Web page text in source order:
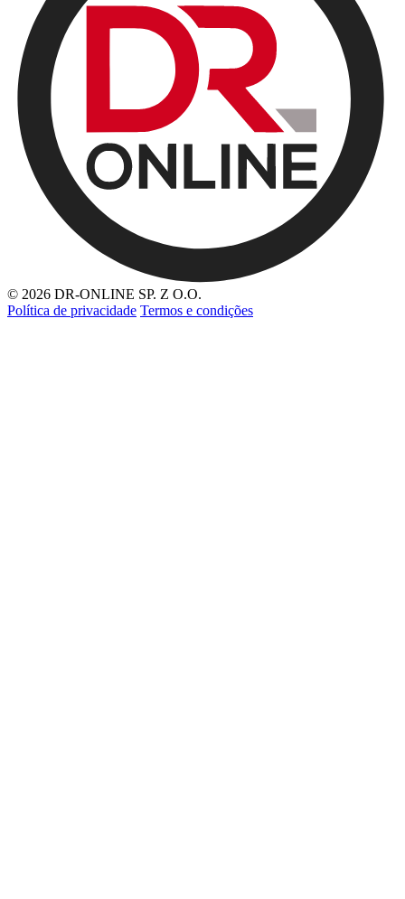
© 2026 DR-ONLINE SP. Z O.O.
Política de privacidade Termos e condições